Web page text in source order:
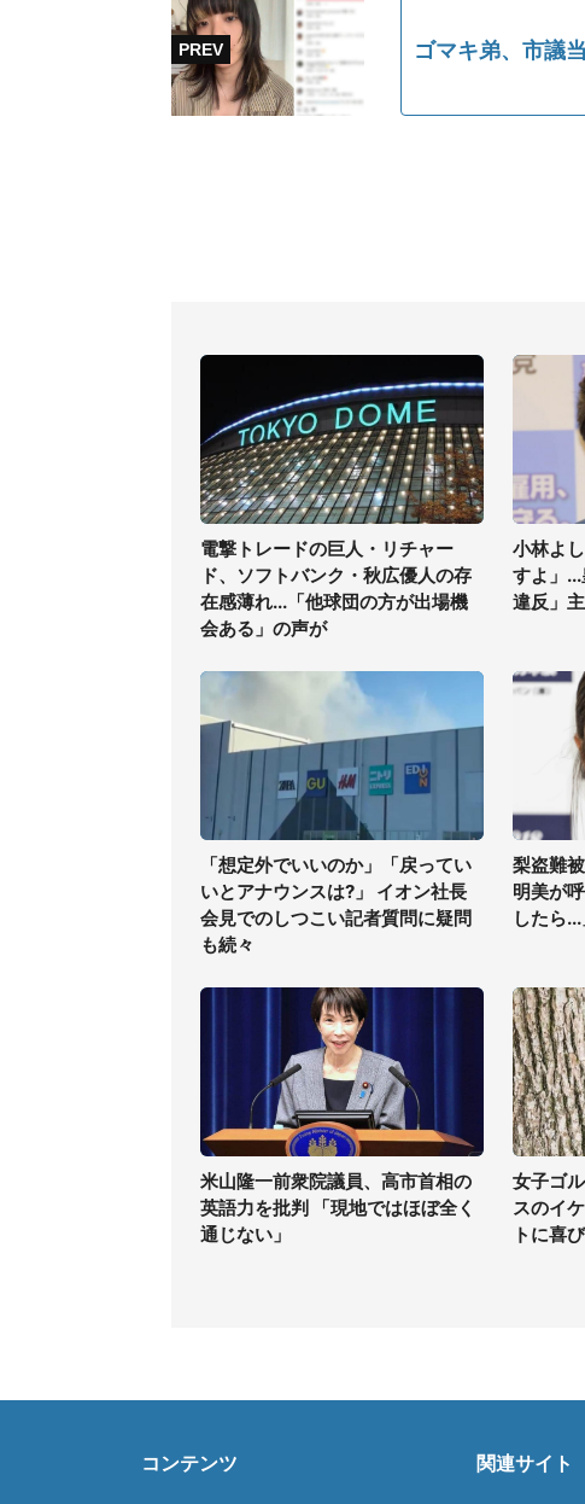
ゴマキ弟、市議
電撃トレードの巨人・リチャー
ド、ソフトバンク・秋広優人の存
在感薄れ...「他球団の方が出場機
会ある」の声が
小林よ
すよ」
違反」
「想定外でいいのか」「戻ってい
いとアナウンスは?」 イオン社長
会見でのしつこい記者質問に疑問
も続々
梨盗難
明美が
したら...
米山隆一前衆院議員、高市首相の
英語力を批判 「現地ではほぼ全く
通じない」
女子ゴ
スのイ
トに喜
コンテンツ 関連サイト